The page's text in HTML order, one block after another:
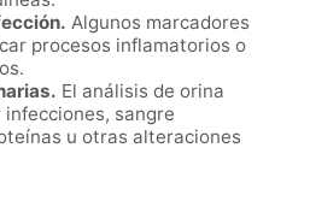
Algunos marcadores
procesos inflamatorios o
El análisis de orina
sangre
u otras alteraciones